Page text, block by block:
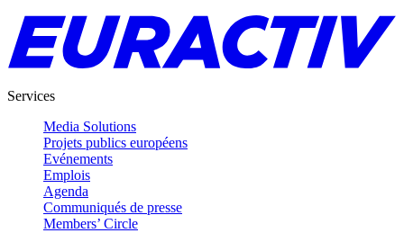
Services
Media Solutions
Projets publics européens
Evénements
Emplois
Agenda
Communiqués de presse
Members’ Circle